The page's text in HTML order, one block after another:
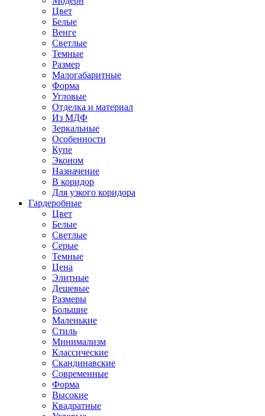
Цвет
Белые
Венге
Светлые
Темные
Размер
Малогабаритные
Форма
Угловые
Отделка и материал
Из МДФ
Зеркальные
Особенности
Купе
Эконом
Назначение
В коридор
Для узкого коридора
Гардеробные
Цвет
Белые
Светлые
Серые
Темные
Цена
Элитные
Дешевые
Размеры
Большие
Маленькие
Стиль
Минимализм
Классические
Скандинавские
Современные
Форма
Высокие
Квадратные